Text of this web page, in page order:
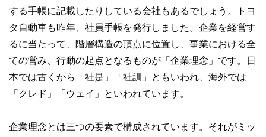
する手帳に記載したりしている会社もあるでしょう。トヨ
タ自動車も昨年、社員手帳を発行しました。企業を経営す
るに当たって、階層構造の頂点に位置し、事業における全
ての営み、行動の起点となるものが「企業理念」です。日
本では古くから「社是」「社訓」ともいわれ、海外では
「クレド」「ウェイ」といわれています。
企業理念とは三つの要素で構成されています。それがミッ